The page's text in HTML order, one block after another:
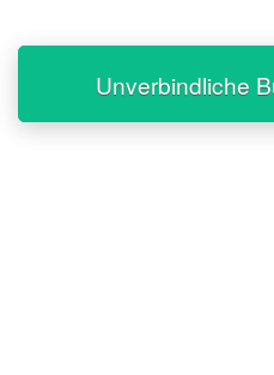
Unverbindliche